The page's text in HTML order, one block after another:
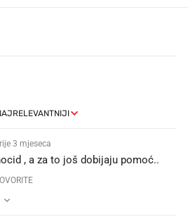
3 mjeseca
, a za to još dobijaju pomoć..